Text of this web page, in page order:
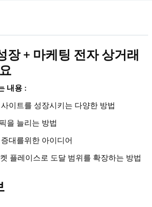
번들 제품 추가
에서 제품 가져 오기
장 + 마케팅 전자 상거래
내용 :
이트를 성장시키는 다양한 방법
을 늘리는 방법
대를위한 아이디어
플레이스로 도달 범위를 확장하는 방법